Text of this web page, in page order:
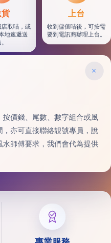
店取咭，或
地速遞送
上台
收到儲值咭後，可按需
要到電訊商辦理上台。
×
價錢、尾數、數字組合或風
亦可直接聯絡靚號專員，說
師傅要求，我們會代為提供